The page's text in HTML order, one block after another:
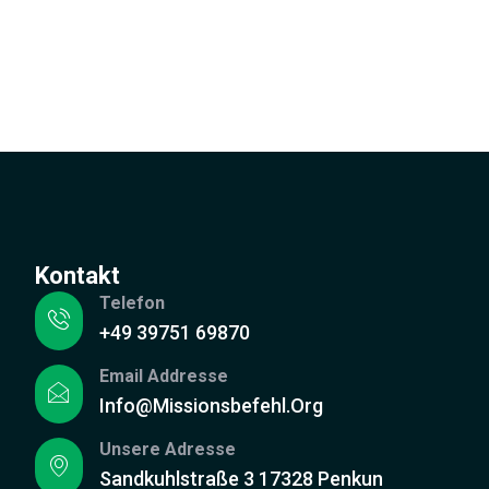
Kontakt
Telefon
+49 39751 69870
Email Addresse
Info@missionsbefehl.org
Unsere Adresse
Sandkuhlstraße 3 17328 Penkun